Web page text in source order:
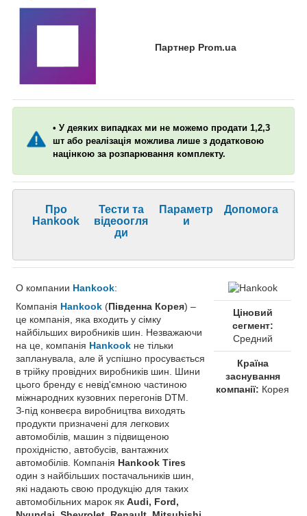
Партнер Prom.ua
• У деяких випадках ми не можемо продати 1,2,3
шт або реалізація можлива лише з додатковою
націнкою за розпарювання комплекту.
Про
Hankook
Тести та
відеоогля
ди
Параметр
и
Допомога
О компании Hankook:
Компанія Hankook (Південна Корея) –
це компанія, яка входить у сімку
найбільших виробників шин. Незважаючи
на це, компанія Hankook не тільки
запланувала, але й успішно просувається
в трійку провідних виробників шин. Шини
цього бренду є невід'ємною частиною
міжнародних кузовних перегонів DTM.
З-під конвеєра виробництва виходять
продукти призначені для легкових
автомобілів, машин з підвищеною
прохідністю, автобусів, вантажних
автомобілів. Компанія Нankook Tires
один з найбільших постачальників шин,
які надають свою продукцію для таких
автомобільних марок як Audi, Ford,
Ціновий
сегмент:
Средний
Країна
заснування
компанії: Корея